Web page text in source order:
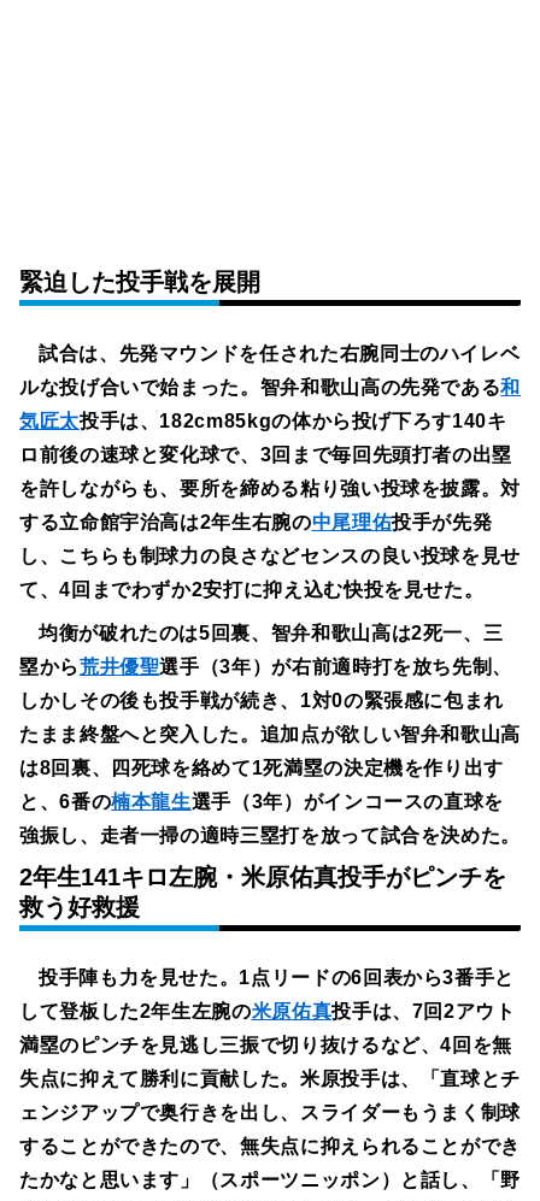
緊迫した投手戦を展開
試合は、先発マウンドを任された右腕同士のハイレベ
ルな投げ合いで始まった。智弁和歌山高の先発である和
気匠太投手は、182cm85kgの体から投げ下ろす140キ
ロ前後の速球と変化球で、3回まで毎回先頭打者の出塁
を許しながらも、要所を締める粘り強い投球を披露。対
する立命館宇治高は2年生右腕の中尾理佑投手が先発
し、こちらも制球力の良さなどセンスの良い投球を見せ
て、4回までわずか2安打に抑え込む快投を見せた。
均衡が破れたのは5回裏、智弁和歌山高は2死一、三
塁から荒井優聖選手（3年）が右前適時打を放ち先制、
しかしその後も投手戦が続き、1対0の緊張感に包まれ
たまま終盤へと突入した。追加点が欲しい智弁和歌山高
は8回裏、四死球を絡めて1死満塁の決定機を作り出す
と、6番の楠本龍生選手（3年）がインコースの直球を
強振し、走者一掃の適時三塁打を放って試合を決めた。
2年生141キロ左腕・米原佑真投手がピンチを
救う好救援
投手陣も力を見せた。1点リードの6回表から3番手と
して登板した2年生左腕の米原佑真投手は、7回2アウト
満塁のピンチを見逃し三振で切り抜けるなど、4回を無
失点に抑えて勝利に貢献した。米原投手は、「直球とチ
ェンジアップで奥行きを出し、スライダーもうまく制球
することができたので、無失点に抑えられることができ
たかなと思います」（スポーツニッポン）と話し、「野